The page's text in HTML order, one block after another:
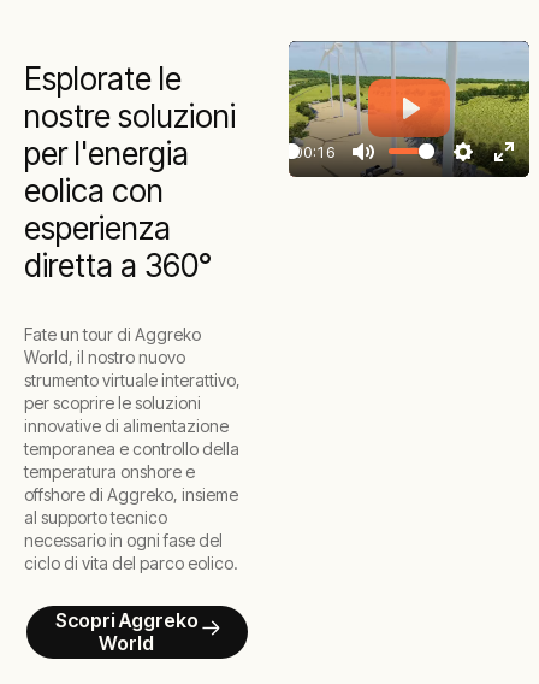
Esplorate le
nostre soluzioni
per l'energia
eolica con
esperienza
diretta a 360°
Fate un tour di Aggreko
World, il nostro nuovo
strumento virtuale interattivo,
per scoprire le soluzioni
innovative di alimentazione
temporanea e controllo della
temperatura onshore e
offshore di Aggreko, insieme
al supporto tecnico
necessario in ogni fase del
ciclo di vita del parco eolico.
Scopri Aggreko
World
Play
00:16
Mute Settings
Play